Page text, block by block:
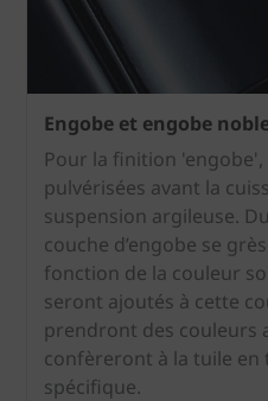
Engobe et engobe
Pour la finition
pulvérisées avant la
suspension argileuse.
couche d’engobe se
fonction de la couleur
seront ajoutés à cette
prendront des couleurs
confèreront à la tuile en
spécifique.